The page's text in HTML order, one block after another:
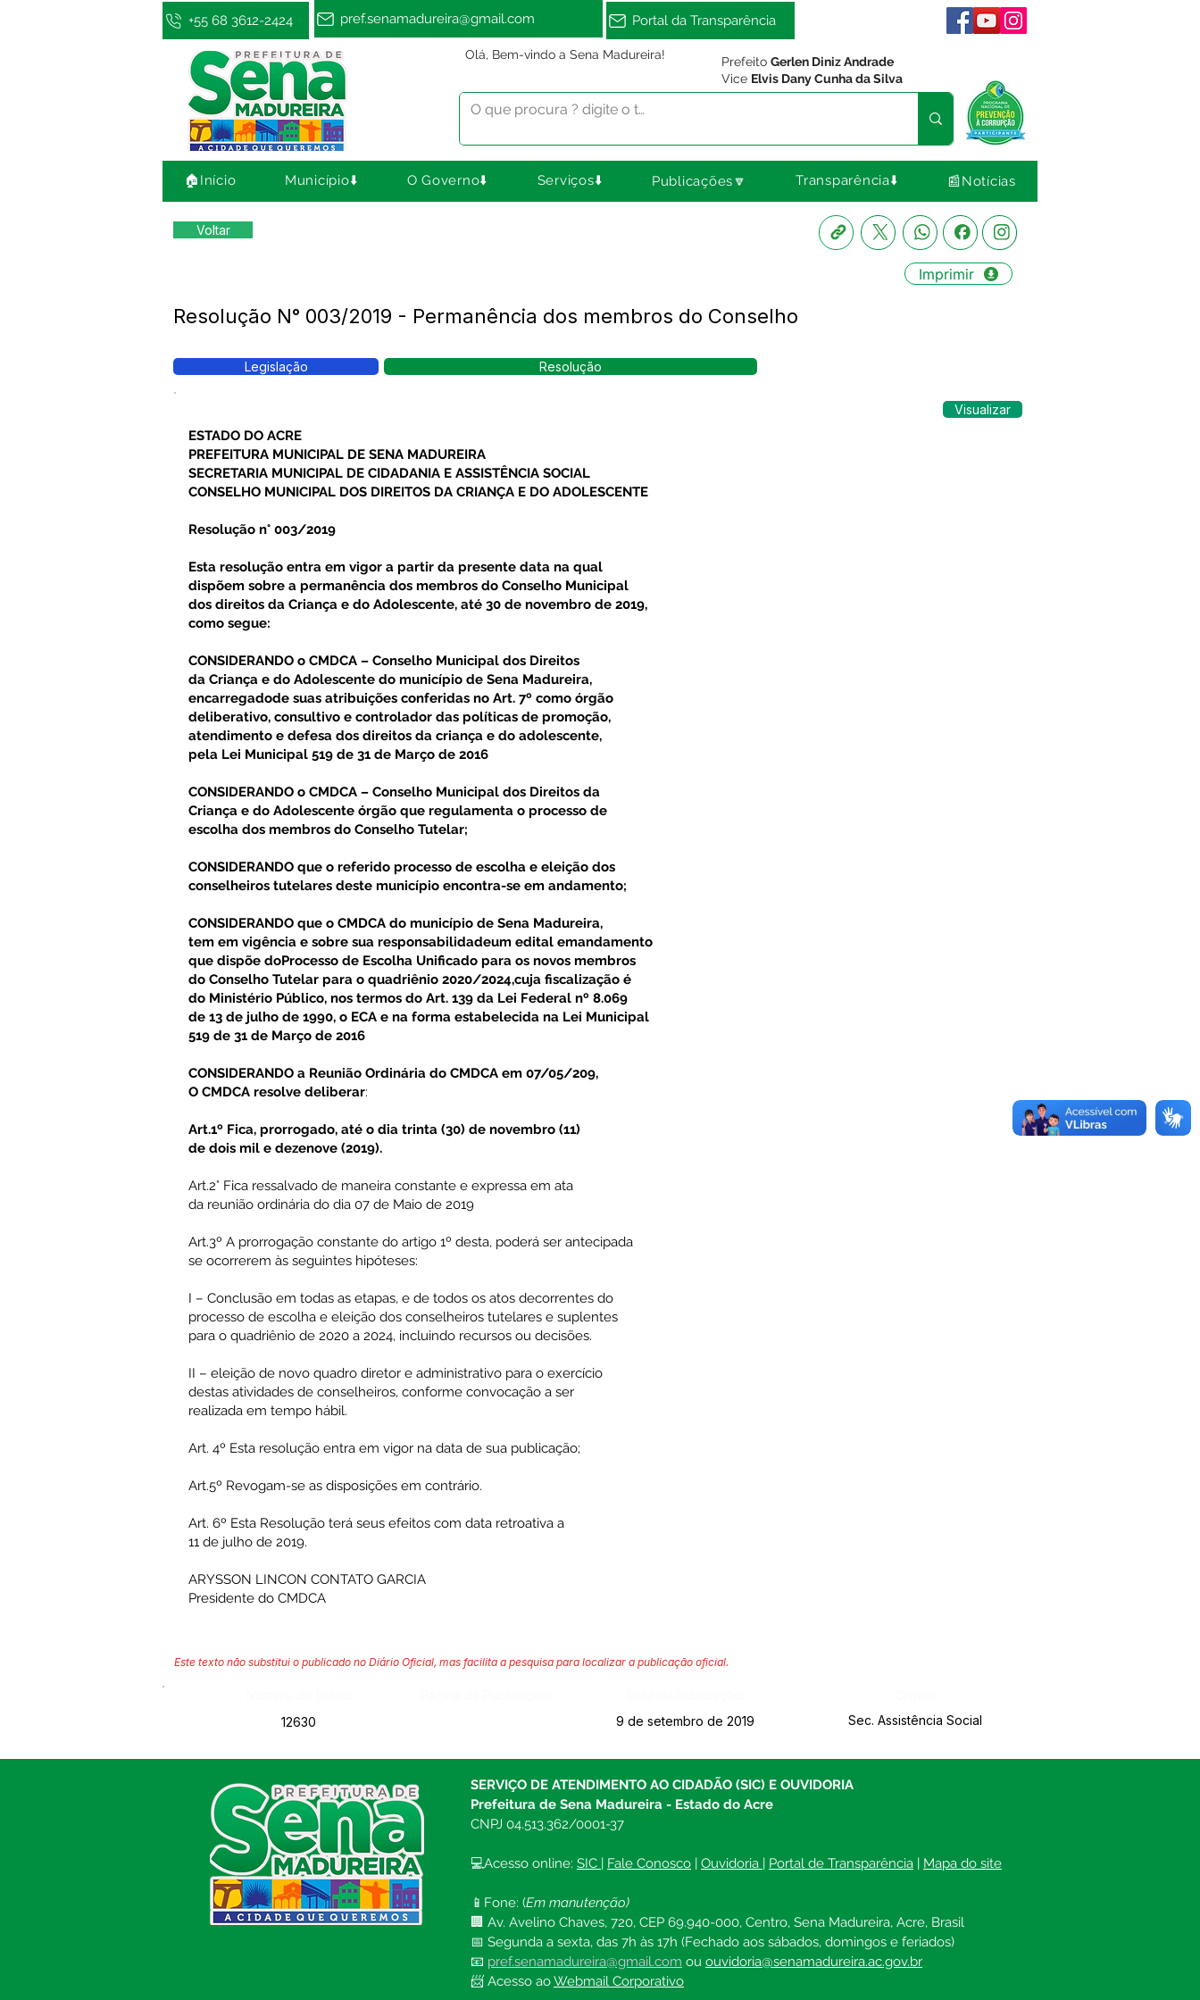
+55 68 3612-2424 pref.senamadureira@gmail.com Portal da Transparência
Olá, Bem-vindo a Sena Madureira! Prefeito Gerlen Diniz Andrade
Vice Elvis Dany Cunha da Silva
🏠Início Município⬇️ O Governo⬇️ Serviços⬇️ Publicações🔽 Transparência⬇️ 📰Notícias
Voltar
Imprimir
Resolução N° 003/2019 - Permanência dos membros do Conselho
Legislação Resolução
Visualizar
ESTADO DO ACRE
PREFEITURA MUNICIPAL DE SENA MADUREIRA
SECRETARIA MUNICIPAL DE CIDADANIA E ASSISTÊNCIA SOCIAL
CONSELHO MUNICIPAL DOS DIREITOS DA CRIANÇA E DO ADOLESCENTE
Resolução n° 003/2019
Esta resolução entra em vigor a partir da presente data na qual
dispõem sobre a permanência dos membros do Conselho Municipal
dos direitos da Criança e do Adolescente, até 30 de novembro de 2019,
como segue:
CONSIDERANDO o CMDCA – Conselho Municipal dos Direitos
da Criança e do Adolescente do município de Sena Madureira,
encarregadode suas atribuições conferidas no Art. 7º como órgão
deliberativo, consultivo e controlador das políticas de promoção,
atendimento e defesa dos direitos da criança e do adolescente,
pela Lei Municipal 519 de 31 de Março de 2016
CONSIDERANDO o CMDCA – Conselho Municipal dos Direitos da
Criança e do Adolescente órgão que regulamenta o processo de
escolha dos membros do Conselho Tutelar;
CONSIDERANDO que o referido processo de escolha e eleição dos
conselheiros tutelares deste município encontra-se em andamento;
CONSIDERANDO que o CMDCA do município de Sena Madureira,
tem em vigência e sobre sua responsabilidadeum edital emandamento
que dispõe doProcesso de Escolha Unificado para os novos membros
do Conselho Tutelar para o quadriênio 2020/2024,cuja fiscalização é
do Ministério Público, nos termos do Art. 139 da Lei Federal nº 8.069
de 13 de julho de 1990, o ECA e na forma estabelecida na Lei Municipal
519 de 31 de Março de 2016
CONSIDERANDO a Reunião Ordinária do CMDCA em 07/05/209,
O CMDCA resolve deliberar:
Art.1º Fica, prorrogado, até o dia trinta (30) de novembro (11)
de dois mil e dezenove (2019).
Art.2° Fica ressalvado de maneira constante e expressa em ata
da reunião ordinária do dia 07 de Maio de 2019
Art.3º A prorrogação constante do artigo 1º desta, poderá ser antecipada
se ocorrerem às seguintes hipóteses:
I – Conclusão em todas as etapas, e de todos os atos decorrentes do
processo de escolha e eleição dos conselheiros tutelares e suplentes
para o quadriênio de 2020 a 2024, incluindo recursos ou decisões.
II – eleição de novo quadro diretor e administrativo para o exercício
destas atividades de conselheiros, conforme convocação a ser
realizada em tempo hábil.
Art. 4º Esta resolução entra em vigor na data de sua publicação;
Art.5º Revogam-se as disposições em contrário.
Art. 6º Esta Resolução terá seus efeitos com data retroativa a
11 de julho de 2019.
ARYSSON LINCON CONTATO GARCIA
Presidente do CMDCA
Este texto não substitui o publicado no Diário Oficial, mas facilita a pesquisa para localizar a publicação oficial.
12630
9 de setembro de 2019 Sec. Assistência Social
CIDADÃO (SIC) E OUVIDORIA
Prefeitura de Sena Madureira
CNPJ 04.513.362/0001-37
Av. Avelino Chaves, n° 720, 69940-
Sena Madureira, Acre, Brasil
SERVIÇO DE ATENDIMENTO AO CIDADÃO (SIC) E OUVIDORIA
Prefeitura de Sena Madureira - Estado do Acre
CNPJ 04.513.362/0001-37
💻Acesso online: SIC | Fale Conosco | Ouvidoria | Portal de Transparência | Mapa do site
📱Fone: (Em manutenção)
🏢 Av. Avelino Chaves, 720, CEP 69.940-000, Centro, Sena Madureira, Acre, Brasil
📅 Segunda a sexta, das 7h às 17h (Fechado aos sábados, domingos e feriados)
📧 pref.senamadureira@gmail.com ou ouvidoria@senamadureira.ac.gov.br
📨 Acesso ao Webmail Corporativo